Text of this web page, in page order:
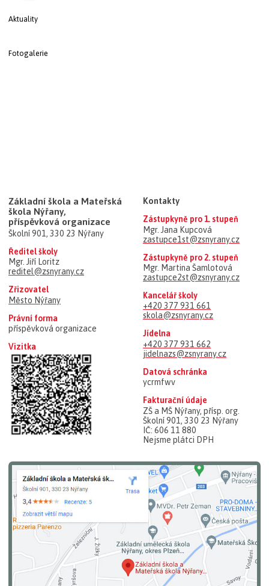
Aktuality
Fotogalerie
Základní škola a Mateřská
škola Nýřany,
příspěvková organizace
Školní 901, 330 23 Nýřany
Ředitel školy
Mgr. Jiří Loritz
reditel@zsnyrany.cz
Zřizovatel
Město Nýřany
Právní forma
příspěvková organizace
Vizitka
Kontakty
Zástupkyně pro 1. stupeň
Mgr. Jana Kupcová
zastupce1st@zsnyrany.cz
Zástupkyně pro 2. stupeň
Mgr. Martina Šamlotová
zastupce2st@zsnyrany.cz
Kancelář školy
+420 377 931 661
skola@zsnyrany.cz
Jídelna
+420 377 931 662
jidelnazs@zsnyrany.cz
Datová schránka
ycrmfwv
Fakturační údaje
ZŠ a MŠ Nýřany, přísp. org.
Školní 901, 330 23 Nýřany
IČ: 606 11 880
Nejsme plátci DPH